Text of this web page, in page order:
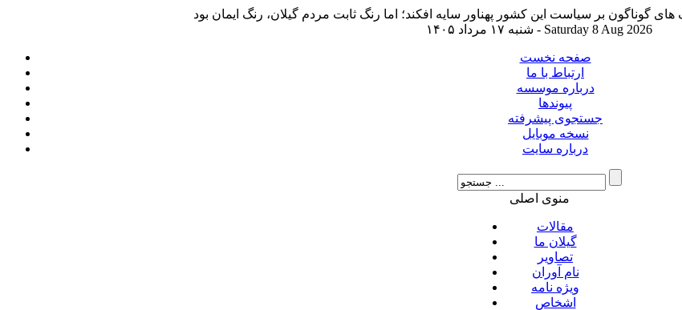
شنبه ۱۷ مرداد ۱۴۰۵ - Saturday 8 Aug 2026
صفحه نخست
ارتباط با ما
درباره موسسه
پیوندها
جستجوی پیشرفته
نسخه موبایل
درباره سایت
منوی اصلی
مقالات
گیلان ما
تصاویر
نام آوران
ویژه نامه
اشخاص